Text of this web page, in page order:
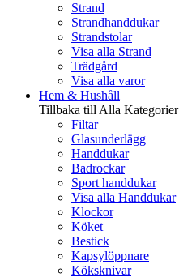
Strand
Strandhanddukar
Strandstolar
Visa alla Strand
Trädgård
Visa alla varor
Hem & Hushåll
Tillbaka till Alla Kategorier
Filtar
Glasunderlägg
Handdukar
Badrockar
Sport handdukar
Visa alla Handdukar
Klockor
Köket
Bestick
Kapsylöppnare
Köksknivar